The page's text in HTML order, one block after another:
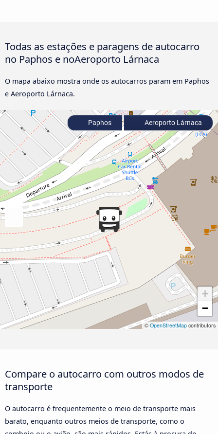
Todas as estações e paragens de autocarro
no Paphos e noAeroporto Lárnaca
O mapa abaixo mostra onde os autocarros param em Paphos
e Aeroporto Lárnaca.
+
−
© OpenStreetMap contributors
Paphos Aeroporto Lárnaca
Compare o autocarro com outros modos de
transporte
O autocarro é frequentemente o meio de transporte mais
barato, enquanto outros meios de transporte, como o